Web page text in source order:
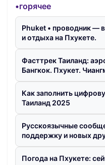
•горячее
Phuket • проводник —
и отдыха на Пхукете.
Фасттрек Таиланд:
Бангкок. Пхукет.
Как заполнить
Таиланд 2025
Русскоязычные
поддержку и новых
Погода на Пхукете: